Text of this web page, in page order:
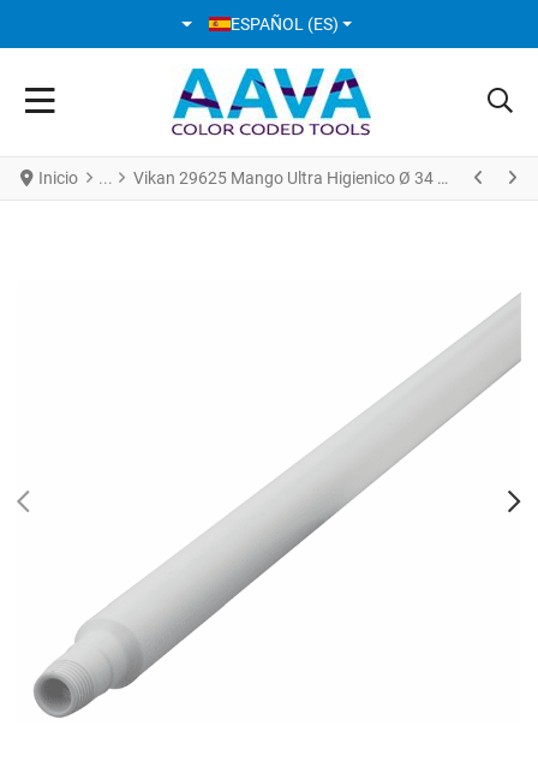
SELECCIONE SU IDIOMA
ESPAÑOL (ES)
Inicio Vikan 29625 Mango Ultra Higienico Ø 34 mm * 1500 mm Blanco